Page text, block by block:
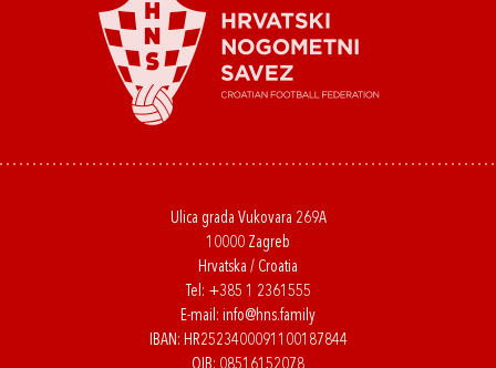
Ulica grada Vukovara 269A
10000 Zagreb
Hrvatska / Croatia
Tel: +385 1 2361555
E-mail: info@hns.family
IBAN: HR2523400091100187844